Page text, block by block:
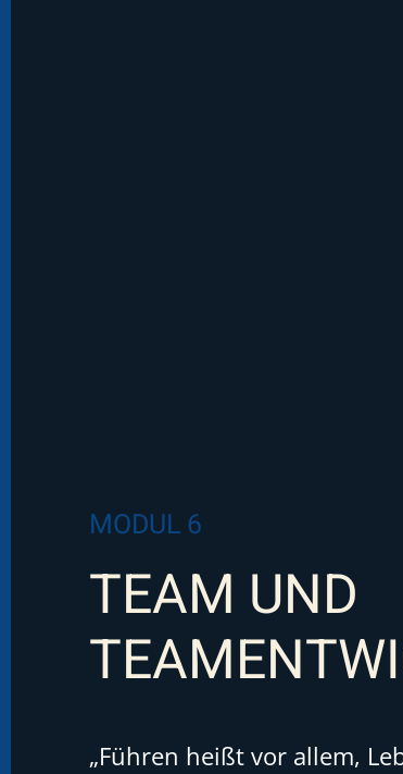
MODUL 6
TEAM UND
„Führen heißt vor allem,